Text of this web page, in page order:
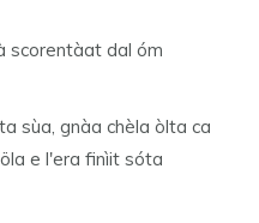
scorentàat dal óm
sùa, gnàa chèla òlta ca
e l'era finìit sóta